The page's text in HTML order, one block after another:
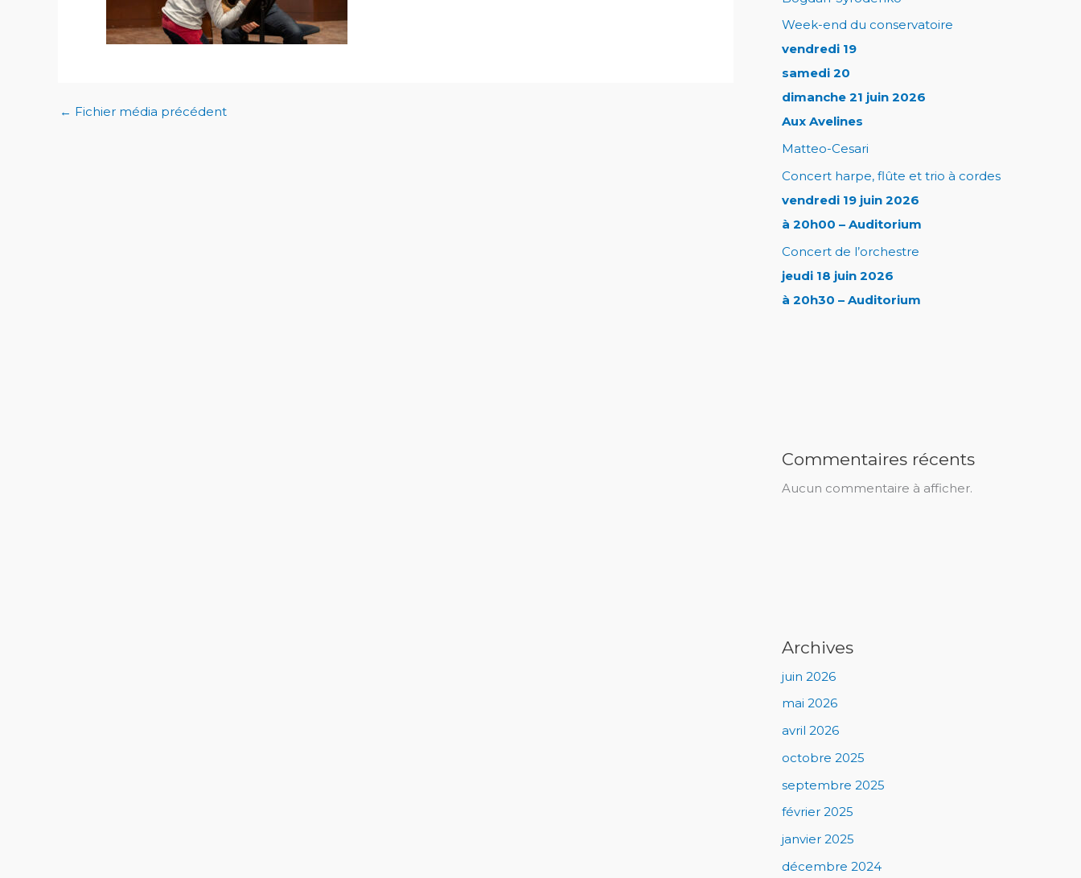
← Fichier média précédent
Week-end du conservatoire
vendredi 19
samedi 20
dimanche 21 juin 2026
Aux Avelines
Matteo-Cesari
Concert harpe, flûte et trio à cordes
vendredi 19 juin 2026
à 20h00 – Auditorium
Concert de l’orchestre
jeudi 18 juin 2026
à 20h30 – Auditorium
Commentaires récents
Aucun commentaire à afficher.
Archives
juin 2026
mai 2026
avril 2026
octobre 2025
septembre 2025
février 2025
janvier 2025
décembre 2024